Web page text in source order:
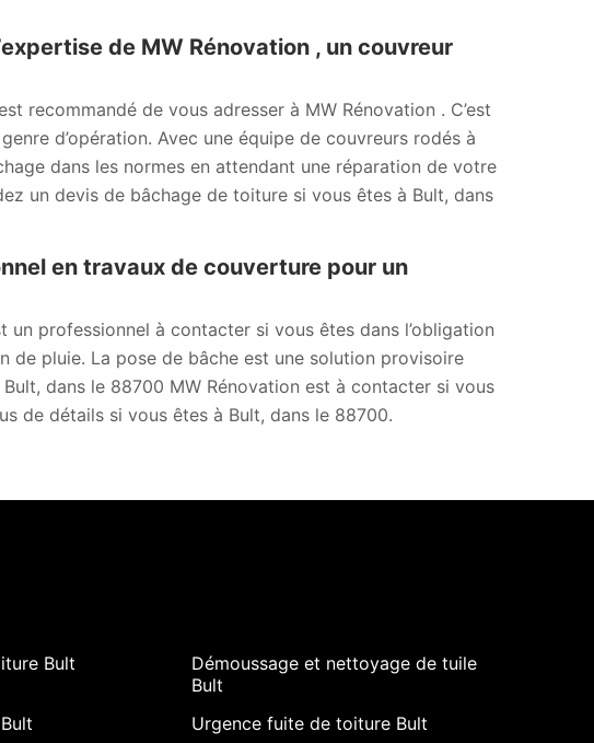
de MW Rénovation , un couvreur
recommandé de vous adresser à MW Rénovation . C’est
d’opération. Avec une équipe de couvreurs rodés à
dans les normes en attendant une réparation de votre
un devis de bâchage de toiture si vous êtes à Bult, dans
en travaux de couverture pour un
un professionnel à contacter si vous êtes dans l’obligation
de pluie. La pose de bâche est une solution provisoire
dans le 88700 MW Rénovation est à contacter si vous
de détails si vous êtes à Bult, dans le 88700.
Bult
Démoussage et nettoyage de tuile
Bult
Urgence fuite de toiture Bult